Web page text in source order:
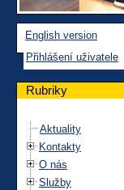
English version
Přihlášení uživatele
Rubriky
Aktuality
Kontakty
O nás
Služby